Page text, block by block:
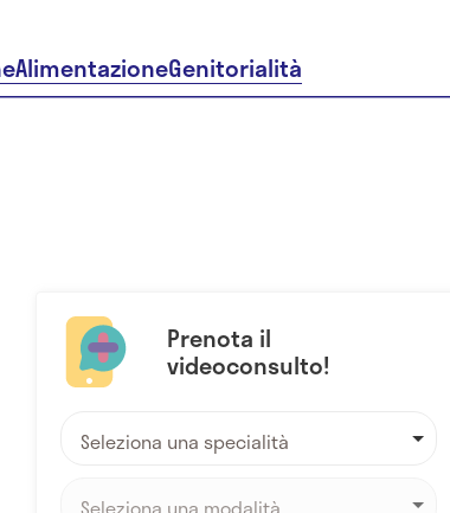
AlimentazioneGenitorialità
Prenota il
videoconsulto!
Seleziona una specialità